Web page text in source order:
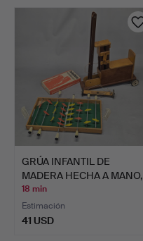
GRÚA INFANTIL DE
MADERA HECHA A MANO,
ETC.
18 min
Estimación
41 USD